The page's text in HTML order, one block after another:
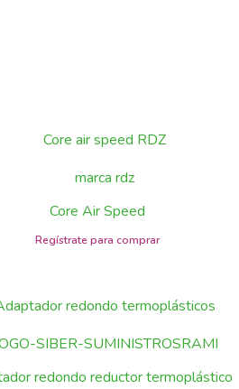
Core Air Speed
redondo reductor termoplástico